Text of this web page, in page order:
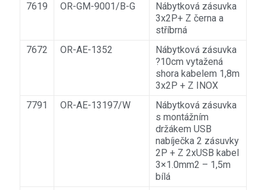
7619
OR-GM-9001/B-G
Nábytková zásuvka
3x2P+ Z černa a
stříbrná
7672
OR-AE-1352
Nábytková zásuvka
?10cm vytažená
shora kabelem 1,8m
3x2P + Z INOX
7791
OR-AE-13197/W
Nábytková zásuvka
s montážním
držákem USB
nabíječka 2 zásuvky
2P + Z 2xUSB kabel
3×1.0mm2 – 1,5m
bílá